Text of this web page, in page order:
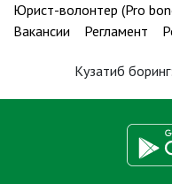
Юрист-волонтер (Pro
Вакансии
Регламент
Кузатиб боринг: